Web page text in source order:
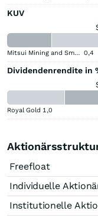
KUV
Mitsui Mining and Smelting Company 0,4
Dividendenrendite in
Royal Gold 1,0
Freefloat
Individuelle
Institutionelle